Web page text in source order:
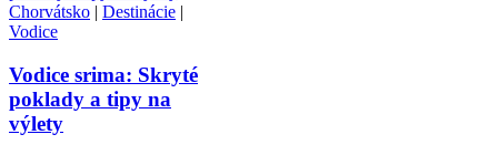
Chorvátsko | Destinácie |
Vodice
Vodice srima: Skryté
poklady a tipy na
výlety